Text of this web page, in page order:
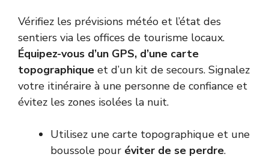
Vérifiez les prévisions météo et l’état des
sentiers via les offices de tourisme locaux.
Équipez-vous d’un GPS, d’une carte
topographique et d’un kit de secours. Signalez
votre itinéraire à une personne de confiance et
évitez les zones isolées la nuit.
Utilisez une carte topographique et une
boussole pour éviter de se perdre.